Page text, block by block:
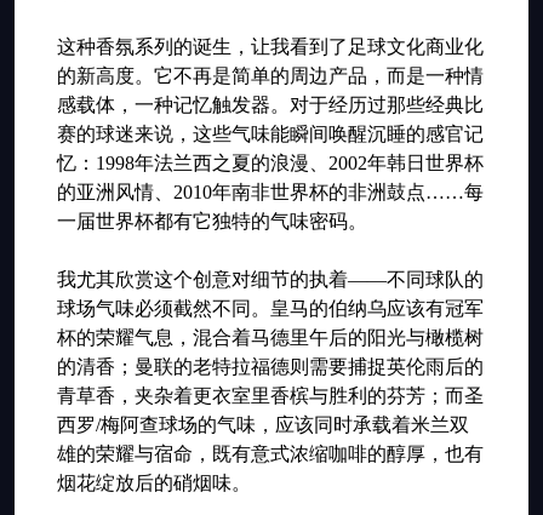
这种香氛系列的诞生，让我看到了足球文化商业化
的新高度。它不再是简单的周边产品，而是一种情
感载体，一种记忆触发器。对于经历过那些经典比
赛的球迷来说，这些气味能瞬间唤醒沉睡的感官记
忆：1998年法兰西之夏的浪漫、2002年韩日世界杯
的亚洲风情、2010年南非世界杯的非洲鼓点……每
一届世界杯都有它独特的气味密码。
我尤其欣赏这个创意对细节的执着——不同球队的
球场气味必须截然不同。皇马的伯纳乌应该有冠军
杯的荣耀气息，混合着马德里午后的阳光与橄榄树
的清香；曼联的老特拉福德则需要捕捉英伦雨后的
青草香，夹杂着更衣室里香槟与胜利的芬芳；而圣
西罗/梅阿查球场的气味，应该同时承载着米兰双
雄的荣耀与宿命，既有意式浓缩咖啡的醇厚，也有
烟花绽放后的硝烟味。